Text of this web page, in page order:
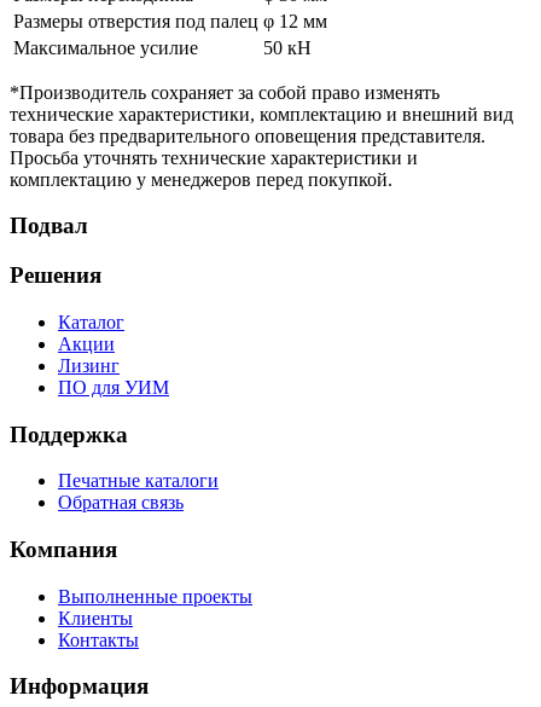
Размеры отверстия под палец φ 12 мм
Максимальное усилие
50 кН
*Производитель сохраняет за собой право изменять
технические характеристики, комплектацию и внешний вид
товара без предварительного оповещения представителя.
Просьба уточнять технические характеристики и
комплектацию у менеджеров перед покупкой.
Подвал
Решения
Каталог
Акции
Лизинг
ПО для УИМ
Поддержка
Печатные каталоги
Обратная связь
Компания
Выполненные проекты
Клиенты
Контакты
Информация